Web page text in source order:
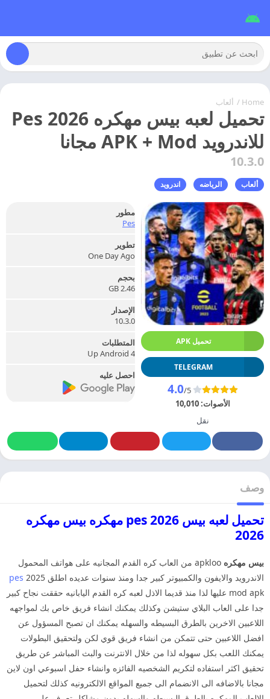
Home
/ ألعاب
تحميل لعبه بيس مهكره Pes 2026
للاندرويد APK + Mod مجانا
10.3.0
ألعاب الرياضه اندرويد
تحميل APK
TELEGRAM
4.0/5
الأصوات:10,010
نقل
مطور
Pes
تطوير
One Day Ago
بحجم
2.46 GB
الإصدار
10.3.0
المتطلبات
Up Android 4
احصل عليه
وصف
تحميل لعبه بيس pes 2026 مهكره بيس مهكره
2026
بيس مهكره
apkloo من العاب كره القدم المجانيه على هواتف المحمول
الاندرويد والايفون والكمبيوتر كبير جدا ومنذ سنوات عديده اطلق
pes 2025
mod apk عليها لذا منذ قديما الاذل لعبه كره القدم اليابانيه حققت نجاح كبير
جدا على العاب البلاي ستيشن وكذلك يمكنك انشاء فريق خاص بك لمواجهه
اللاعبين الاخرين بالطرق البسيطه والسهله يمكنك ان تصبح المسؤول عن
افضل اللاعبين حتى تتمكن من انشاء فريق قوي لكن ولتحقيق البطولات
يمكنك اللعب بكل سهوله لذا من خلال الانترنت والبث المباشر عن طريق
تحقيق اكثر استفاده لتكريم الشخصيه الفائزه وانشاء حفل اسبوعي اون لاين
مجانا بالاضافه الى الانضمام الى جميع المواقع الالكترونيه كذلك لتحميل